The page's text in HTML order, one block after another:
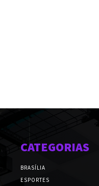
CATEGORIAS
BRASÍLIA
ESPORTES